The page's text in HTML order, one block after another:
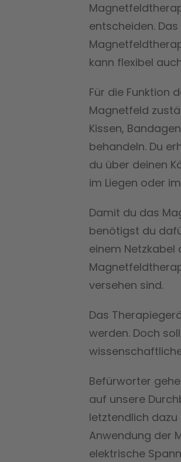
entscheiden.
kann flexibel
Für die Funktion
Magnetfeld
Kissen,
behandeln. Du
du über deinen
im Liegen oder
Damit du das
benötigst du
einem
versehen sind.
Das
werden. Doch
Befürworter
auf unsere
letztendlich
Anwendung der
elektrische